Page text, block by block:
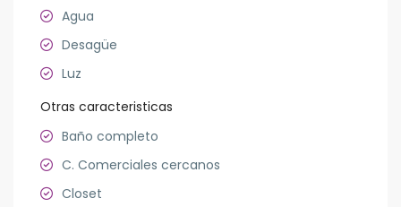
Agua
Desagüe
Luz
Otras caracteristicas
Baño completo
C. Comerciales cercanos
Closet